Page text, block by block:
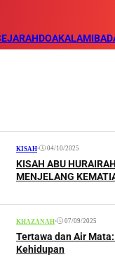
DOAKALAM
KISAH• 04/10/2025
KISAH ABU
MENJELANG
KHAZANAH• 07/09/2025
Tertawa dan Air
Kehidupan